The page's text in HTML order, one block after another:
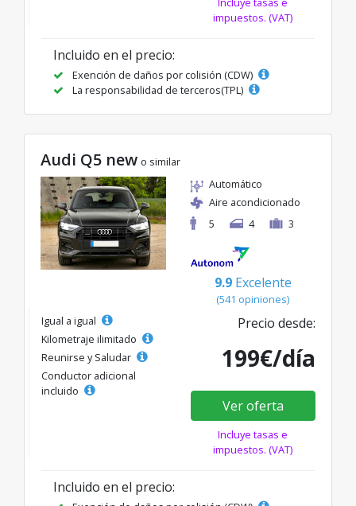
impuestos. (VAT)
Incluido en el precio:
Exención de daños por colisión (CDW)
La responsabilidad de terceros(TPL)
Audi Q5 new o similar
Automático
Aire acondicionado
5
4 3
9.9 Excelente
(541 opiniones)
Igual a igual
Kilometraje ilimitado
Reunirse y Saludar
Conductor adicional
incluido
Precio desde:
199€/día
Ver oferta
Incluye tasas e
impuestos. (VAT)
Incluido en el precio: